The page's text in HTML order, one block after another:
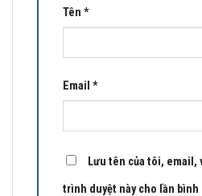
Tên *
Email *
Lưu tên của tôi, email,
trình duyệt này cho lần bình